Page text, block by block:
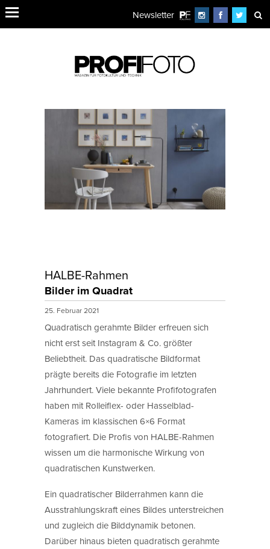
Newsletter
HALBE-Rahmen
Bilder im Quadrat
25. Februar 2021
Quadratisch gerahmte Bilder erfreuen sich
nicht erst seit Instagram & Co. größter
Beliebtheit. Das quadratische Bildformat
prägte bereits die Fotografie im letzten
Jahrhundert. Viele bekannte Profifotografen
haben mit Rolleiflex- oder Hasselblad-
Kameras im klassischen 6×6 Format
fotografiert. Die Profis von HALBE-Rahmen
wissen um die harmonische Wirkung von
quadratischen Kunstwerken.
Ein quadratischer Bilderrahmen kann die
Ausstrahlungskraft eines Bildes unterstreichen
und zugleich die Bilddynamik betonen.
Darüber hinaus bieten quadratisch gerahmte